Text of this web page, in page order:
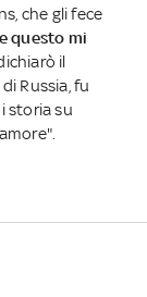
che gli fece
questo mi
dichiarò il
Russia, fu
storia su